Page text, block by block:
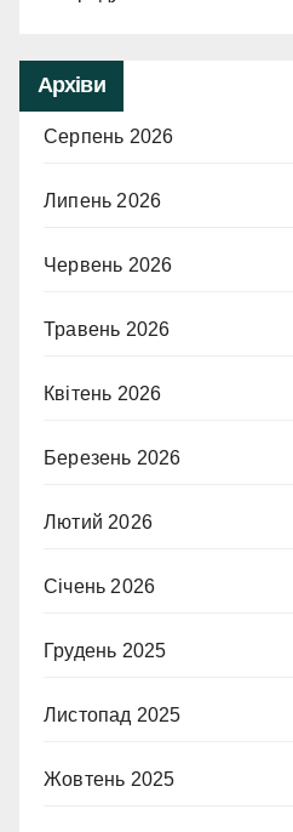
Архіви
Серпень 2026
Липень 2026
Червень 2026
Травень 2026
Квітень 2026
Березень 2026
Лютий 2026
Січень 2026
Грудень 2025
Листопад 2025
Жовтень 2025